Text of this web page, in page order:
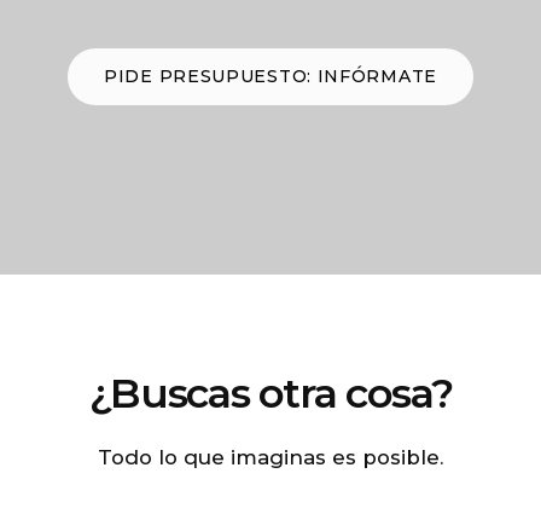
PIDE PRESUPUESTO: INFÓRMATE
¿Buscas otra cosa?
Todo lo que imaginas es posible.